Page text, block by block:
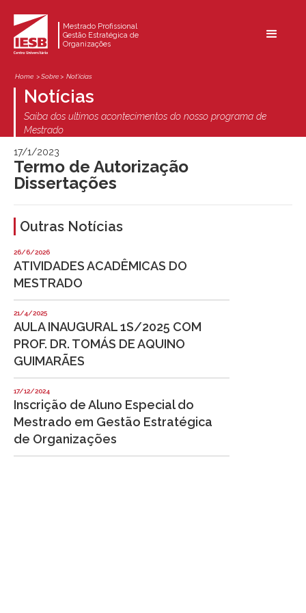
Mestrado Profissional
Gestão Estratégica de
Organizações
Home > Sobre > Not'ícias
Notícias
Saiba dos ultimos acontecimentos do nosso programa de
Mestrado
17/1/2023
Termo de Autorização
Dissertações
Outras Notícias
26/6/2026
ATIVIDADES ACADÊMICAS DO
MESTRADO
21/4/2025
AULA INAUGURAL 1S/2025 COM
PROF. DR. TOMÁS DE AQUINO
GUIMARÃES
17/12/2024
Inscrição de Aluno Especial do
Mestrado em Gestão Estratégica
de Organizações